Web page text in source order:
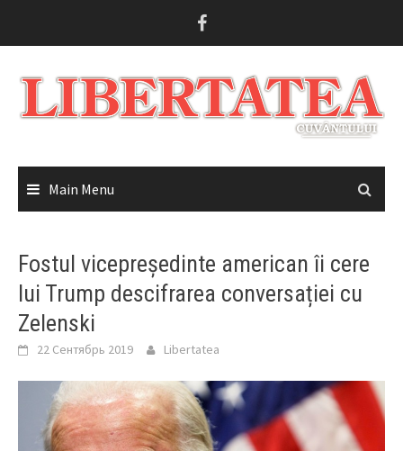
Main Menu
Fostul vicepreședinte american îi cere
lui Trump descifrarea conversației cu
Zelenski
22 Сентябрь 2019 Libertatea